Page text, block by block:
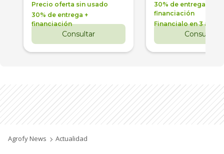
Precio oferta sin usado
30% de entrega +
financiación
Consultar
30% de entrega +
financiación
Financialo en 3 años
Consultar
Agrofy News Actualidad